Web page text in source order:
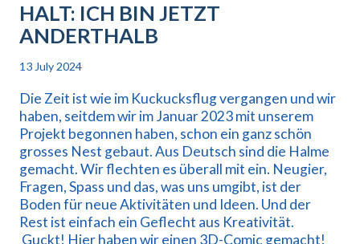
HALT: ICH BIN JETZT
ANDERTHALB
13 July 2024
Die Zeit ist wie im Kuckucksflug vergangen und wir
haben, seitdem wir im Januar 2023 mit unserem
Projekt begonnen haben, schon ein ganz schön
grosses Nest gebaut. Aus Deutsch sind die Halme
gemacht. Wir flechten es überall mit ein. Neugier,
Fragen, Spass und das, was uns umgibt, ist der
Boden für neue Aktivitäten und Ideen. Und der
Rest ist einfach ein Geflecht aus Kreativität.
Guckt! Hier haben wir einen 3D-Comic gemacht!